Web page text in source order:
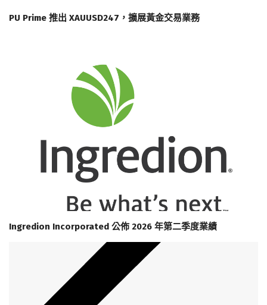
PU Prime 推出 XAUUSD247，擴展黃金交易業務
Ingredion Incorporated 公佈 2026 年第二季度業績